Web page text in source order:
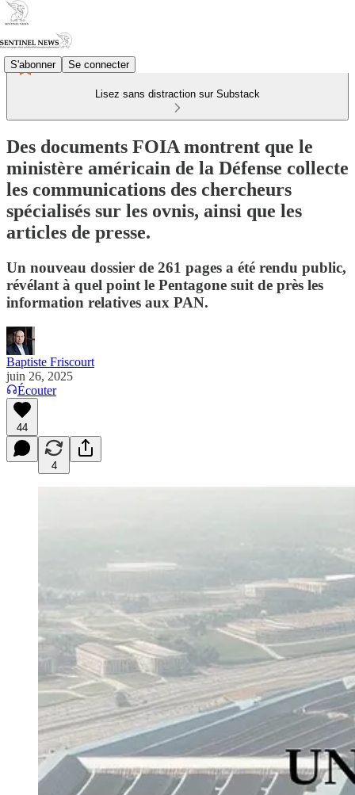
S'abonner Se connecter
Lisez sans distraction sur Substack
Des documents FOIA montrent que le
ministère américain de la Défense collecte
les communications des chercheurs
spécialisés sur les ovnis, ainsi que les
articles de presse.
Un nouveau dossier de 261 pages a été rendu public,
révélant à quel point le Pentagone suit de près les
information relatives aux PAN.
Baptiste Friscourt
juin 26, 2025
Écouter
44
4